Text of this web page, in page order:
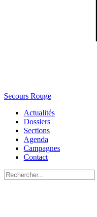
Secours Rouge
Actualités
Dossiers
Sections
Agenda
Campagnes
Contact